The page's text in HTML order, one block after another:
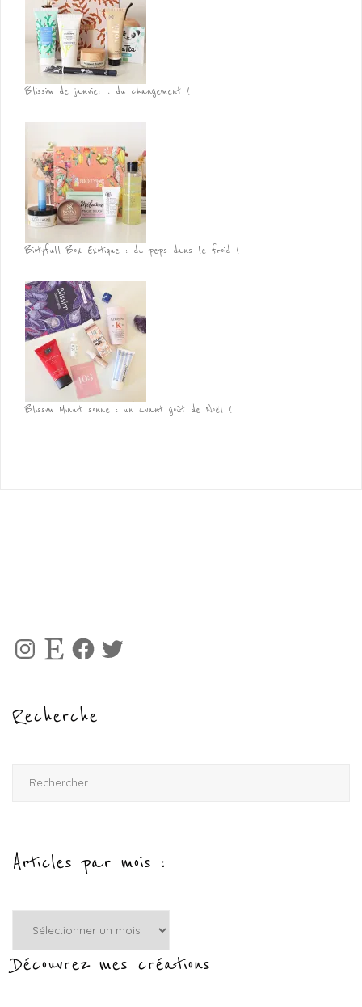
Blissim de janvier : du changement !
Biotyfull Box Exotique : du peps dans le froid !
Blissim Minuit sonne : un avant goût de Noël !
Instagram
Etsy Facebook
Twitter
Recherche
Articles par mois :
:Découvrez mes créations